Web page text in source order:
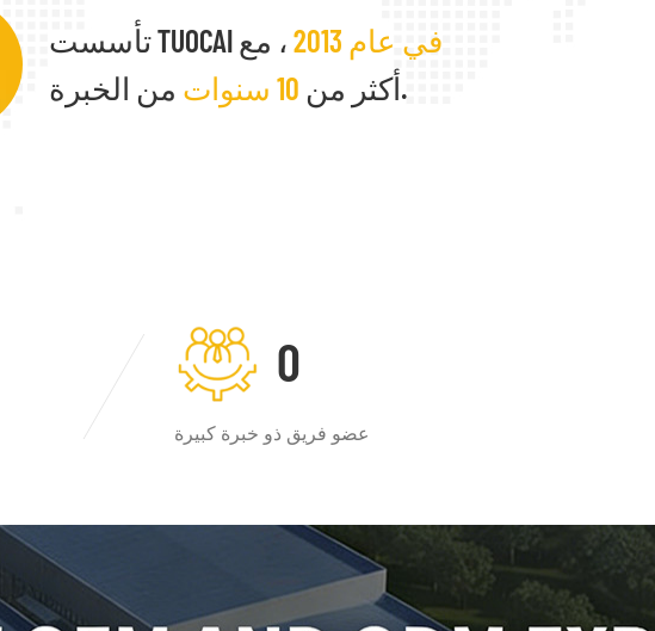
تأسست TUOCAI في عام 2013
، مع
أكثر من 10 سنوات من الخبرة.
0
عضو فريق ذو خبرة كبيرة